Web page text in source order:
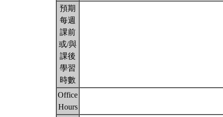
預期
每週
課前
或/與
課後
學習
時數
Office
Hours